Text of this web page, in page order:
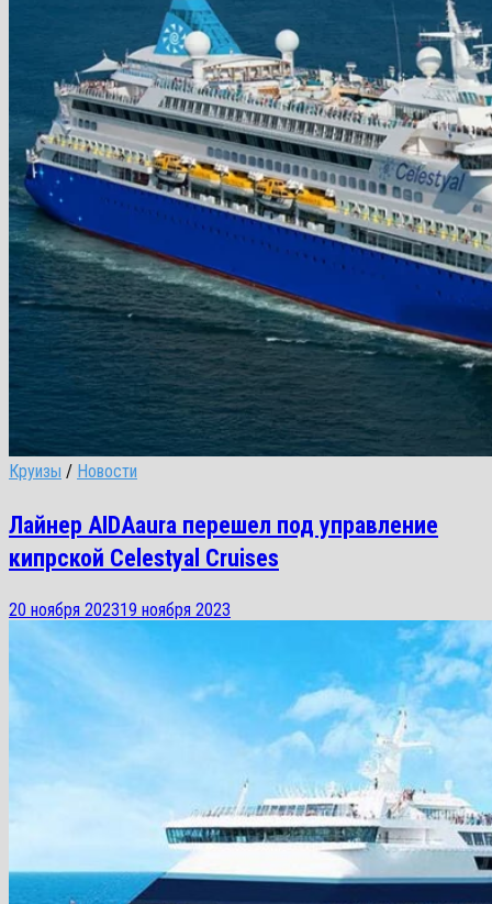
Круизы / Новости
Лайнер AIDAaura перешел под управление
кипрской Celestyal Cruises
20 ноября 202319 ноября 2023